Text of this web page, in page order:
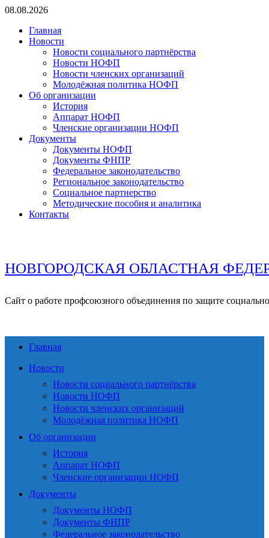
Перейти
содержимому
08.08.2026
Главная
Новости
Новости социального партнёрства
Новости НОФП
Новости членских организаций
Молодёжная политика НОФП
Об организации
История
Аппарат НОФП
Членские организации НОФП
Документы
Документы НОФП
Документы ФНПР
Федеральное законодательство
Региональное законодательство
Социальное партнерство
Методические пособия и аналитика
Контакты
НОВГОРОДСКАЯ ОБЛАСТНАЯ
Сайт о работе профсоюзного объединения по защите
Главная
Новости
Новости социального партнёрства
Новости НОФП
Новости членских организаций
Молодёжная политика НОФП
Об организации
История
Аппарат НОФП
Членские организации НОФП
Документы
Документы НОФП
Документы ФНПР
Федеральное законодательство